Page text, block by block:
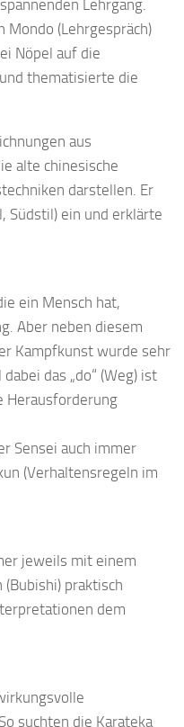
Lehrgang.
Mondo (Lehrgespräch)
Nöpel auf die
thematisierte die
aus
alte chinesische
darstellen. Er
Südstil) ein und erklärte
ein Mensch hat,
Aber neben diesem
Kampfkunst wurde sehr
das „do“ (Weg) ist
Herausforderung
Sensei auch immer
(Verhaltensregeln im
jeweils mit einem
praktisch
dem
suchten die Karateka